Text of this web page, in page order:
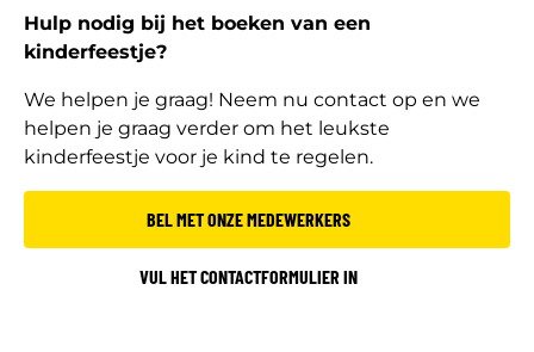
Hulp nodig bij het boeken van een
kinderfeestje?
We helpen je graag! Neem nu contact op en we
helpen je graag verder om het leukste
kinderfeestje voor je kind te regelen.
BEL MET ONZE MEDEWERKERS
VUL HET CONTACTFORMULIER IN